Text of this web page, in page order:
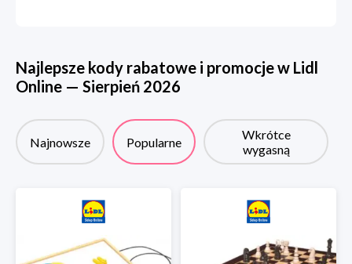
Najlepsze kody rabatowe i promocje w Lidl
Online — Sierpień 2026
Najnowsze Popularne
Wkrótce
wygasną